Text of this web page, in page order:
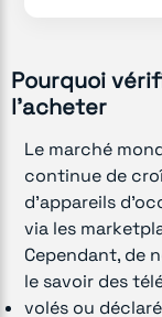
Pourquoi
l'acheter
Le marché
continue de
d'appareils
via les
Cependant, de
le savoir des
volés ou